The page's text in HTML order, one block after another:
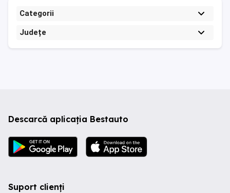
Categorii
Județe
Descarcă aplicația Bestauto
Suport clienți